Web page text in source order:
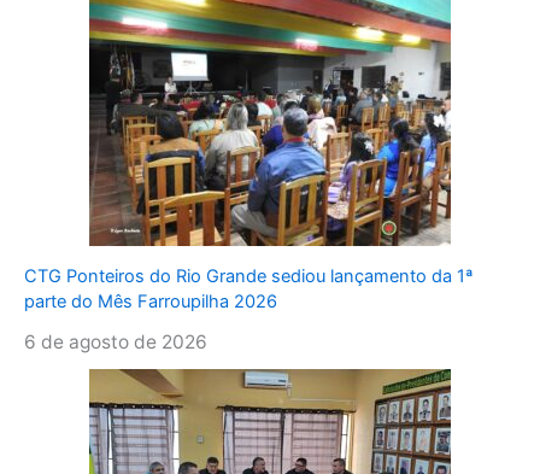
CTG Ponteiros do Rio Grande sediou lançamento da 1ª
parte do Mês Farroupilha 2026
6 de agosto de 2026